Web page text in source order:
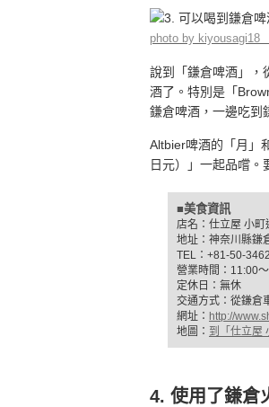
photo by
說到「鎌倉啤酒」，
酒了。特別是「
鎌倉啤酒，一邊吃到
Altbier啤酒的「月」
日元）」一起品嚐。
■美食資訊
店名：仕立屋 小町
地址：神奈川縣鎌
TEL：+81-50-
營業時間：11:00
定休日：無休
交通方式：從鎌倉
網址： http://
地圖： 到「仕立屋
4. 使用了鎌倉